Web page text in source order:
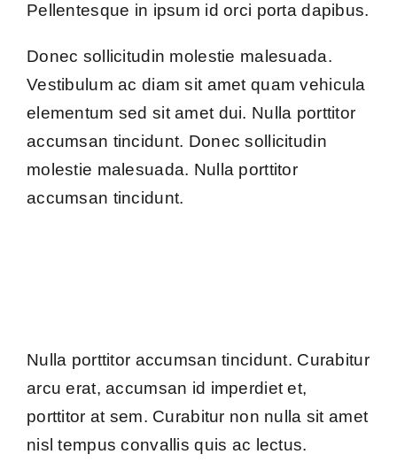
Pellentesque in ipsum id orci porta dapibus.
Donec sollicitudin molestie malesuada.
Vestibulum ac diam sit amet quam vehicula
elementum sed sit amet dui. Nulla porttitor
accumsan tincidunt. Donec sollicitudin
molestie malesuada. Nulla porttitor
accumsan tincidunt.
Nulla porttitor accumsan tincidunt. Curabitur
arcu erat, accumsan id imperdiet et,
porttitor at sem. Curabitur non nulla sit amet
nisl tempus convallis quis ac lectus.